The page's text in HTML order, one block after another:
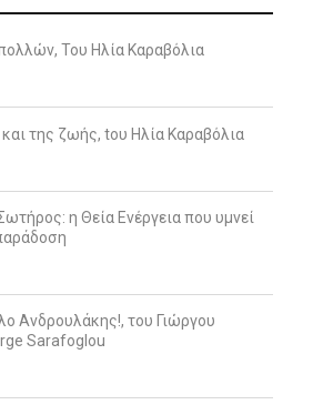
Του Ηλία Καραβόλια
της ζωής, tου Ηλία Καραβόλια
η Θεία Ενέργεια που υμνεί
Ανδρουλάκης!, του Γιώργου
Sarafoglou